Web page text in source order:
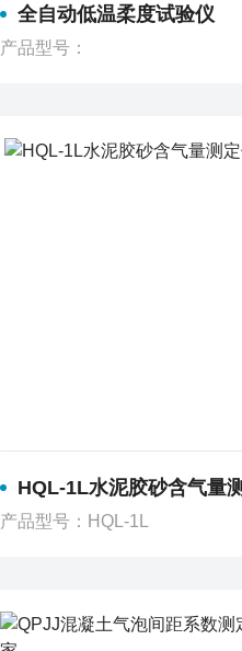
全自动低温柔度试验仪
产品型号：
HQL-1L水泥胶砂含气量测定仪
产品型号：HQL-1L